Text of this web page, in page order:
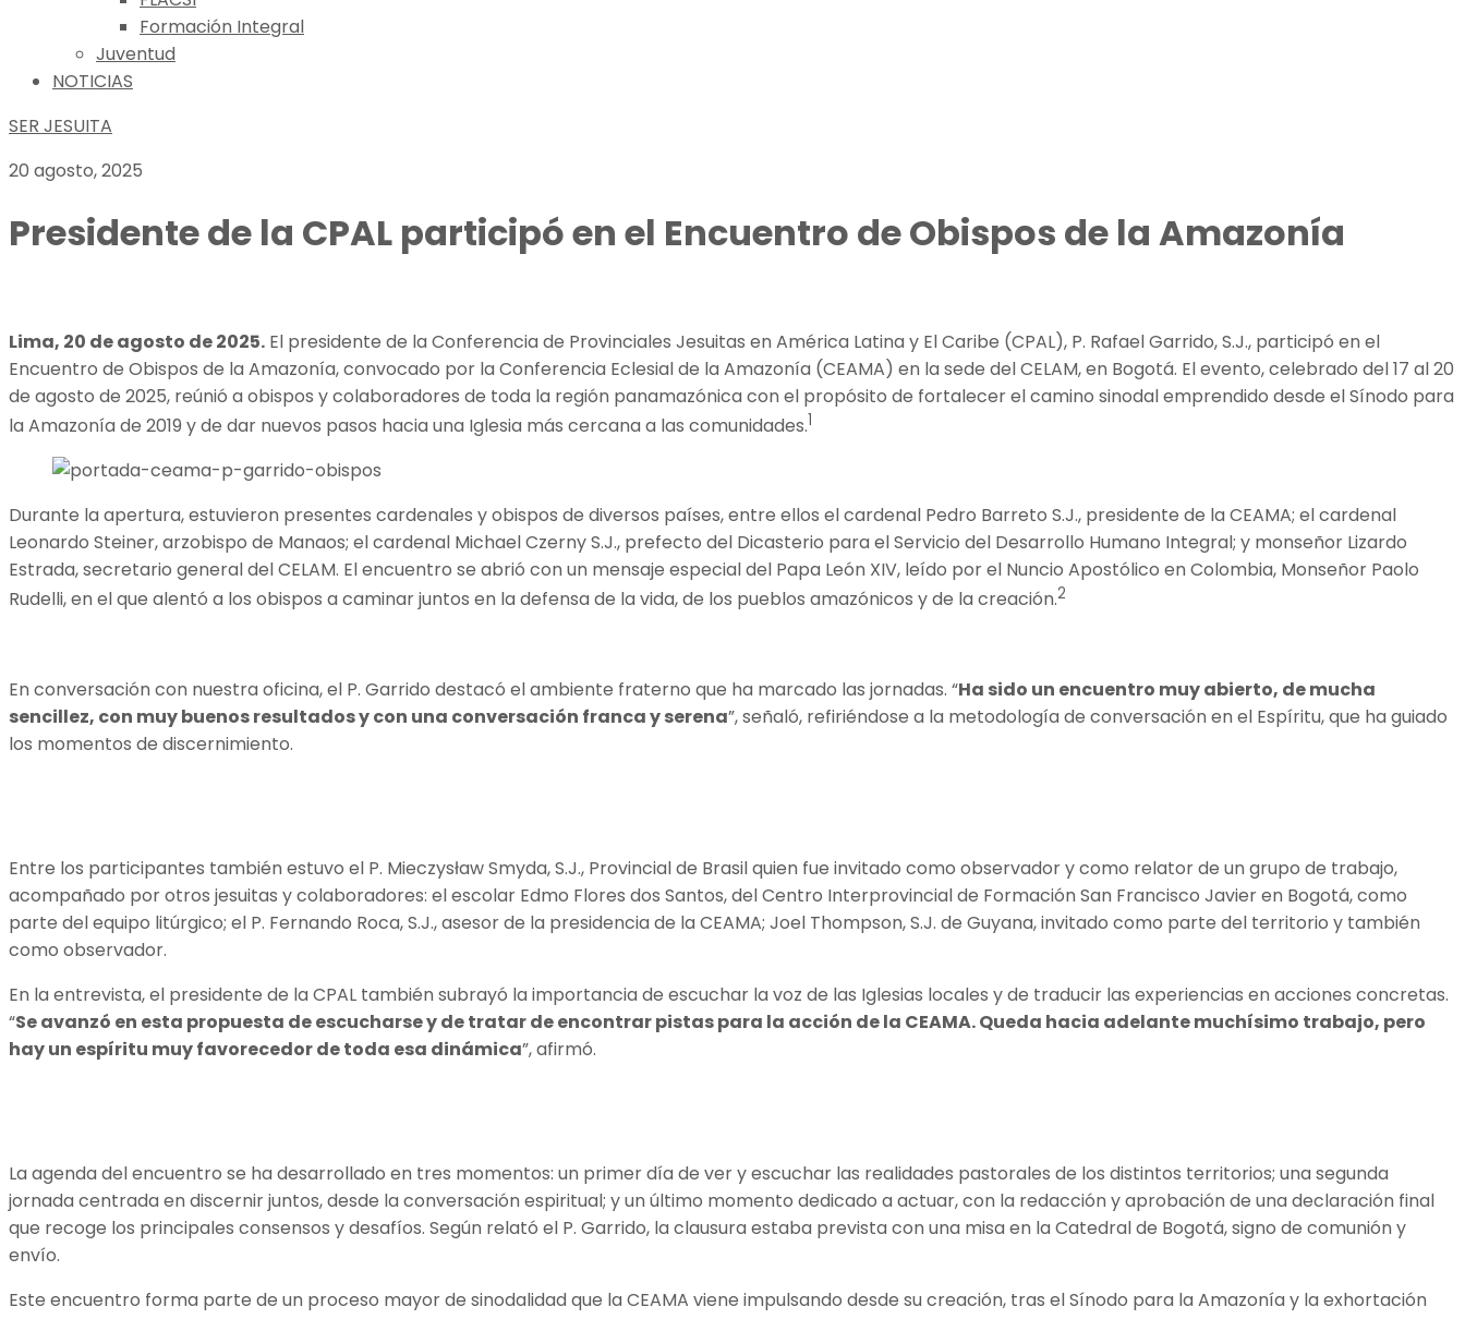
Formación Integral
Juventud
NOTICIAS
SER JESUITA
20 agosto, 2025
Presidente de la CPAL participó en el Encuentro de Obispos de la Amazonía
Lima, 20 de agosto de 2025. El presidente de la Conferencia de Provinciales Jesuitas en América Latina y El Caribe (CPAL), P. Rafael Garrido, S.J., participó en el
Encuentro de Obispos de la Amazonía, convocado por la Conferencia Eclesial de la Amazonía (CEAMA) en la sede del CELAM, en Bogotá. El evento, celebrado del 17 al 20
de agosto de 2025, reúnió a obispos y colaboradores de toda la región panamazónica con el propósito de fortalecer el camino sinodal emprendido desde el Sínodo para
la Amazonía de 2019 y de dar nuevos pasos hacia una Iglesia más cercana a las comunidades.1
Durante la apertura, estuvieron presentes cardenales y obispos de diversos países, entre ellos el cardenal Pedro Barreto S.J., presidente de la CEAMA; el cardenal
Leonardo Steiner, arzobispo de Manaos; el cardenal Michael Czerny S.J., prefecto del Dicasterio para el Servicio del Desarrollo Humano Integral; y monseñor Lizardo
Estrada, secretario general del CELAM. El encuentro se abrió con un mensaje especial del Papa León XIV, leído por el Nuncio Apostólico en Colombia, Monseñor Paolo
Rudelli, en el que alentó a los obispos a caminar juntos en la defensa de la vida, de los pueblos amazónicos y de la creación.2
En conversación con nuestra oficina, el P. Garrido destacó el ambiente fraterno que ha marcado las jornadas. “Ha sido un encuentro muy abierto, de mucha
sencillez, con muy buenos resultados y con una conversación franca y serena”, señaló, refiriéndose a la metodología de conversación en el Espíritu, que ha guiado
los momentos de discernimiento.
Entre los participantes también estuvo el P. Mieczysław Smyda, S.J., Provincial de Brasil quien fue invitado como observador y como relator de un grupo de trabajo,
acompañado por otros jesuitas y colaboradores: el escolar Edmo Flores dos Santos, del Centro Interprovincial de Formación San Francisco Javier en Bogotá, como
parte del equipo litúrgico; el P. Fernando Roca, S.J., asesor de la presidencia de la CEAMA; Joel Thompson, S.J. de Guyana, invitado como parte del territorio y también
como observador.
En la entrevista, el presidente de la CPAL también subrayó la importancia de escuchar la voz de las Iglesias locales y de traducir las experiencias en acciones concretas.
“Se avanzó en esta propuesta de escucharse y de tratar de encontrar pistas para la acción de la CEAMA. Queda hacia adelante muchísimo trabajo, pero
hay un espíritu muy favorecedor de toda esa dinámica”, afirmó.
La agenda del encuentro se ha desarrollado en tres momentos: un primer día de ver y escuchar las realidades pastorales de los distintos territorios; una segunda
jornada centrada en discernir juntos, desde la conversación espiritual; y un último momento dedicado a actuar, con la redacción y aprobación de una declaración final
que recoge los principales consensos y desafíos. Según relató el P. Garrido, la clausura estaba prevista con una misa en la Catedral de Bogotá, signo de comunión y
envío.
Este encuentro forma parte de un proceso mayor de sinodalidad que la CEAMA viene impulsando desde su creación, tras el Sínodo para la Amazonía y la exhortación